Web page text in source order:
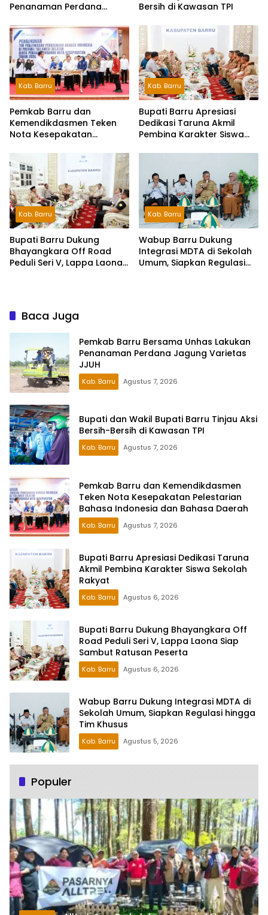
Penanaman Perdana
Bersih di Kawasan TPI
Kab. Barru
Pemkab Barru dan
Kemendikdasmen Teken
Nota Kesepakatan
Indonesia dan Bahasa
Daerah
Kab. Barru
Bupati Barru Apresiasi
Dedikasi Taruna Akmil
Pembina Karakter Siswa
Kab. Barru
Bupati Barru Dukung
Bhayangkara Off Road
Peduli Seri V, Lappa Laona
Kab. Barru
Wabup Barru Dukung
Integrasi MDTA di Sekolah
Umum, Siapkan Regulasi
Baca Juga
Pemkab Barru Bersama Unhas Lakukan
Penanaman Perdana Jagung Varietas
JJUH
Kab. Barru Agustus 7, 2026
Bupati dan Wakil Bupati Barru Tinjau Aksi
Bersih-Bersih di Kawasan TPI
Kab. Barru Agustus 7, 2026
Pemkab Barru dan Kemendikdasmen
Teken Nota Kesepakatan Pelestarian
Bahasa Indonesia dan Bahasa Daerah
Kab. Barru Agustus 7, 2026
Bupati Barru Apresiasi Dedikasi Taruna
Akmil Pembina Karakter Siswa Sekolah
Rakyat
Kab. Barru Agustus 6, 2026
Bupati Barru Dukung Bhayangkara Off
Road Peduli Seri V, Lappa Laona Siap
Sambut Ratusan Peserta
Kab. Barru Agustus 6, 2026
Wabup Barru Dukung Integrasi MDTA di
Sekolah Umum, Siapkan Regulasi hingga
Tim Khusus
Kab. Barru Agustus 5, 2026
Populer